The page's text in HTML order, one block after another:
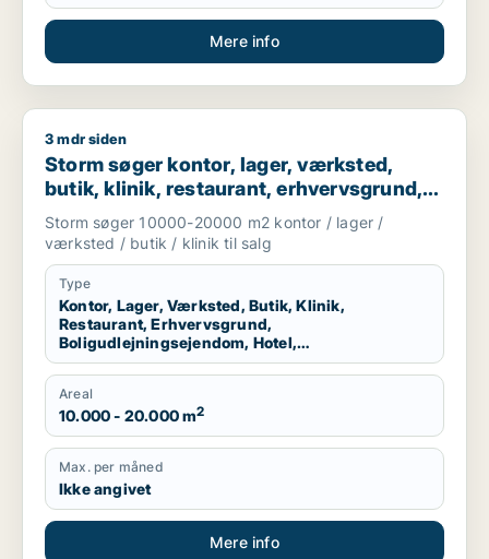
Mere info
Storm søger kontor, lager, værksted, butik, klinik,
3 mdr siden
Storm søger kontor, lager, værksted,
butik, klinik, restaurant, erhvervsgrund,
boligudlejningsejendom, hotel,
produktionslokaler eller garage til salg i
Vallensbæk, Ballerup eller Allerød m.fl.
Storm søger 10000-20000 m2 kontor / lager /
værksted / butik / klinik til salg
Type
Kontor, Lager, Værksted, Butik, Klinik,
Restaurant, Erhvervsgrund,
Boligudlejningsejendom, Hotel,
Produktionslokaler, Garage
Areal
10.000 - 20.000 m2
Max. per måned
Ikke angivet
Mere info